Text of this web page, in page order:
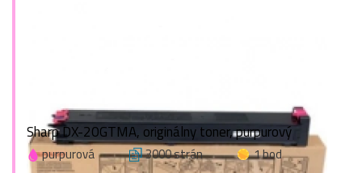
Sharp DX-20GTMA, originálny toner, purpurový
purpurová 3000 strán
1 bod